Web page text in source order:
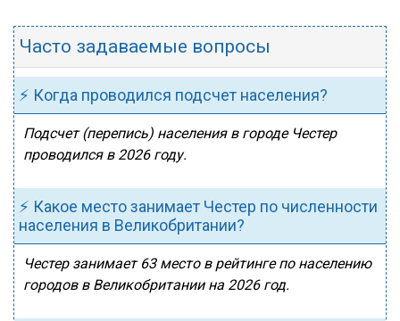
Часто задаваемые вопросы
⚡ Когда проводился подсчет населения?
Подсчет (перепись) населения в городе Честер
проводился в 2026 году.
⚡ Какое место занимает Честер по численности
населения в Великобритании?
Честер занимает 63 место в рейтинге по населению
городов в Великобритании на 2026 год.